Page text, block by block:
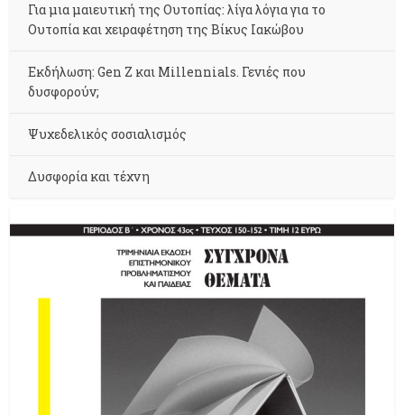
Για μια μαιευτική της Ουτοπίας: λίγα λόγια για το
Ουτοπία και χειραφέτηση της Βίκυς Ιακώβου
Εκδήλωση: Gen Z και Millennials. Γενιές που
δυσφορούν;
Ψυχεδελικός σοσιαλισμός
Δυσφορία και τέχνη